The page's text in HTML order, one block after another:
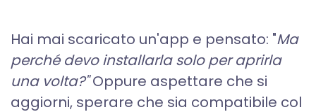
Hai mai scaricato un'app e pensato: "Ma
perché devo installarla solo per aprirla
una volta?"Oppure aspettare che si
aggiorni, sperare che sia compatibile col